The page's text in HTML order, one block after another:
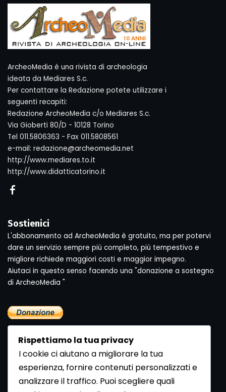
ArcheoMedia è una rivista di archeologia
ideata da Mediares S.c.
Per contattare la Redazione potete utilizzare i
seguenti recapiti:
Redazione ArcheoMedia c/o Mediares S.c.
Via Gioberti 80/D - 10128 Torino
Tel 011.5806363 - Fax 011.5808561
e-mail: redazione@archeomedia.net
http://www.mediares.to.it
http://www.didatticatorino.it
Sostienici
L'abbonamento ad ArcheoMedia è gratuito, ma per potervi
dare un servizio sempre più completo, più tempestivo e
migliore richiede maggiori costi e maggior impegno.
Aiutaci in questo senso facendo una "donazione a sostegno
di ArcheoMedia "
Rispettiamo la tua privacy
I cookie ci aiutano a migliorare la tua
esperienza, fornire contenuti personalizzati e
analizzare il traffico. Puoi scegliere quali